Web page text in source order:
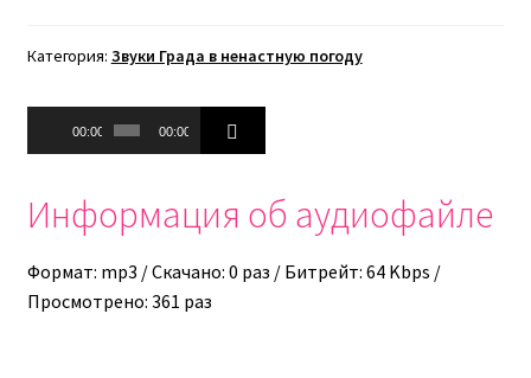
Категория: Звуки Града в ненастную погоду
Аудиоплеер
00:00 00:00
Информация об аудиофайле
Формат: mp3 / Скачано: 0 раз / Битрейт: 64 Kbps /
Просмотрено: 361 раз